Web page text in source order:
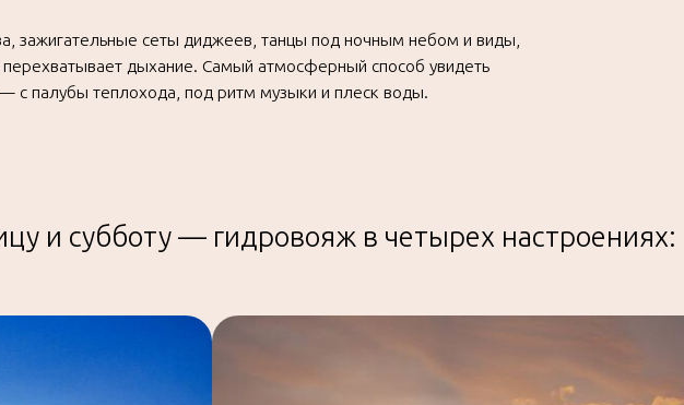
и субботу — гидровояж в четырех настроениях: